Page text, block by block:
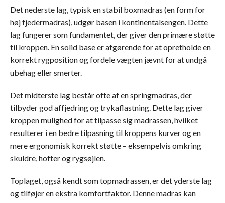
Det nederste lag, typisk en stabil boxmadras (en form for
høj fjedermadras), udgør basen i kontinentalsengen. Dette
lag fungerer som fundamentet, der giver den primære støtte
til kroppen. En solid base er afgørende for at opretholde en
korrekt rygposition og fordele vægten jævnt for at undgå
ubehag eller smerter.
Det midterste lag består ofte af en springmadras, der
tilbyder god affjedring og trykaflastning. Dette lag giver
kroppen mulighed for at tilpasse sig madrassen, hvilket
resulterer i en bedre tilpasning til kroppens kurver og en
mere ergonomisk korrekt støtte – eksempelvis omkring
skuldre, hofter og rygsøjlen.
Toplaget, også kendt som topmadrassen, er det yderste lag
og tilføjer en ekstra komfortfaktor. Denne madras kan